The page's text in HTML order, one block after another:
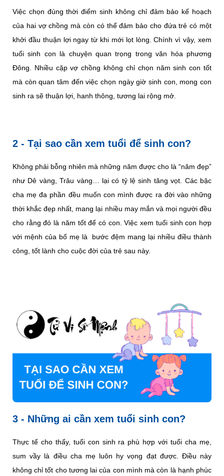
Việc chọn đúng thời điểm sinh không chỉ đảm bảo kế hoạch
của hai vợ chồng mà còn có thể đảm bảo cho đứa trẻ có một
khởi đầu thuận lợi ngay từ khi mới lọt lòng. Chính vì vậy, xem
tuổi sinh con là chuyện quan trọng trong văn hóa phương
Đông. Nhiều cặp vợ chồng không chỉ chọn năm sinh con tốt
mà còn quan tâm đến việc chọn ngày giờ sinh con, mong con
sinh ra sẽ thuận lợi, hanh thông, tương lai rộng mở.
2 - Tại sao cần xem tuổi để sinh con?
Không phải bỗng nhiên mà những năm được cho là “năm đẹp”
như Dê vàng, Trâu vàng… lại có tỷ lệ sinh tăng vọt. Các bậc
cha mẹ đa phần đều muốn con mình được ra đời vào những
thời khắc đẹp nhất, mang lại nhiều may mắn và mọi người đều
cho rằng đó là năm tốt để có con. Việc xem tuổi sinh con hợp
với mệnh của bố mẹ là bước đệm mang lại nhiều điều thành
công, tốt lành cho cuộc đời của trẻ sau này.
3 - Những ai cần xem tuổi sinh con?
Thực tế cho thấy, tuổi con sinh ra phù hợp với tuổi cha mẹ,
sum vầy là điều cha mẹ luôn hy vọng đạt được. Điều này
không chỉ tốt cho tương lai của con mình mà còn là hạnh phúc